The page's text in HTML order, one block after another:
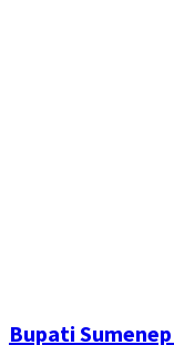
Bupati